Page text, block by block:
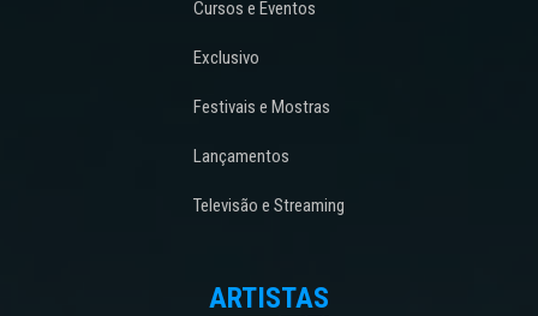
Cursos e Eventos
Exclusivo
Festivais e Mostras
Lançamentos
Televisão e Streaming
ARTISTAS